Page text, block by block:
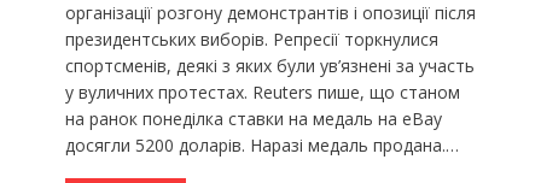
організації розгону демонстрантів і опозиції після
президентських виборів. Репресії торкнулися
спортсменів, деякі з яких були ув’язнені за участь
у вуличних протестах. Reuters пише, що станом
на ранок понеділка ставки на медаль на eBay
досягли 5200 доларів. Наразі медаль продана.…